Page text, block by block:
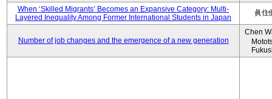
When ‘Skilled Migrants’ Becomes an Expansive Category: Multi-
Layered Inequality Among Former International Students in Japan
眞住
Number of job changes and the emergence of a new generation
Chen